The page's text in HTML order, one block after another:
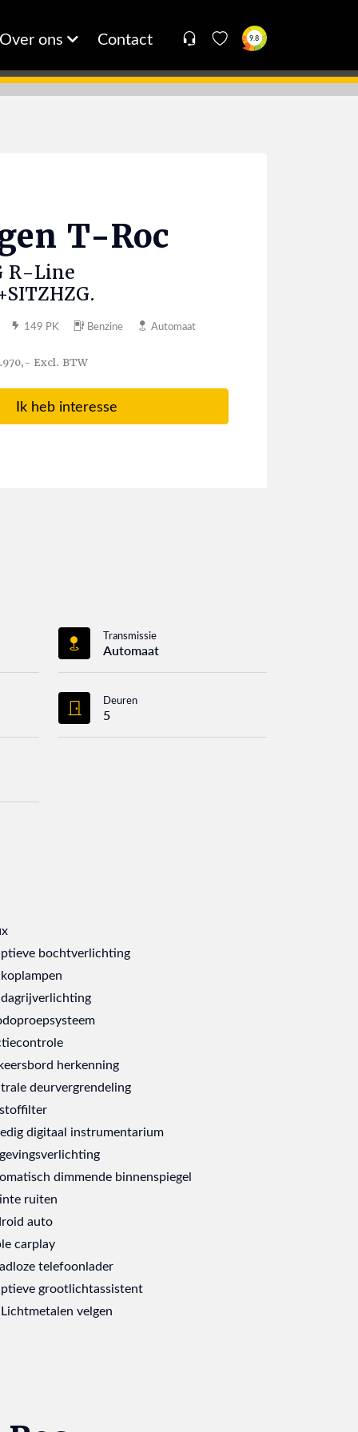
Over ons Contact 9.8
T-Roc
R-Line
149 PK Benzine Automaat
Excl. BTW
Ik heb interesse
Transmissie
Automaat
Deuren
5
bochtverlichting
herkenning
deurvergrendeling
digitaal instrumentarium
dimmende binnenspiegel
ruiten
auto
carplay
telefoonlader
grootlichtassistent
velgen